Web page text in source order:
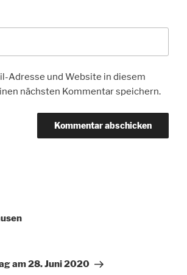
Adresse und Website in diesem
nächsten Kommentar speichern.
am 28. Juni 2020